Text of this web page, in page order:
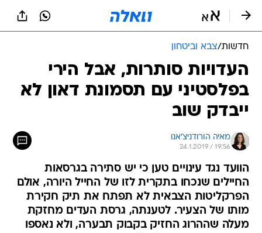
חדשות/צבא וביטחון
העדויות סותרות, אבל הירי
בפלסטיני עם תסמונת דאון לא
ייבדק שוב
מאיה הורודניצ'אנו
24.1.2019 / 19:56
הוועד נגד עינויים טען כי יש סתירה בגרסאות
החיילים שנכחו בתקרית לזו של החייל היורה, אולם
הפרקליטות הצבאית לא תפתח את תיק חקירת
מותו של הצעיר. לטענתה, גרסת העדים מחזקת
מעלה שההרוג החזיק בקבוק תבערה, ולא נאספו